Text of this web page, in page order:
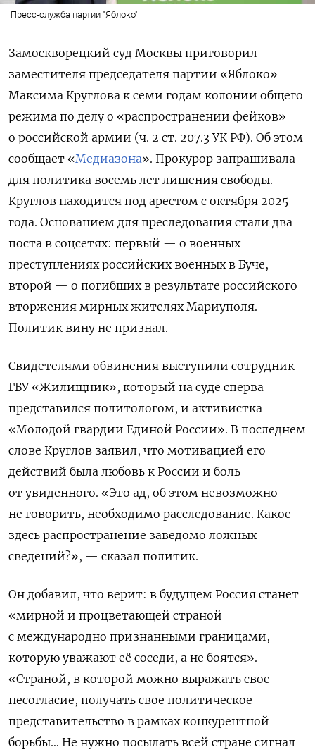
Пресс-служба партии "Яблоко"
Замоскворецкий суд Москвы приговорил
заместителя председателя партии «Яблоко»
Максима Круглова к семи годам колонии общего
режима по делу о «распространении фейков»
о российской армии (ч. 2 ст. 207.3 УК РФ). Об этом
сообщает «Медиазона». Прокурор запрашивала
для политика восемь лет лишения свободы.
Круглов находится под арестом с октября 2025
года. Основанием для преследования стали два
поста в соцсетях: первый — о военных
преступлениях российских военных в Буче,
второй — о погибших в результате российского
вторжения мирных жителях Мариуполя.
Политик вину не признал.
Свидетелями обвинения выступили сотрудник
ГБУ «Жилищник», который на суде сперва
представился политологом, и активистка
«Молодой гвардии Единой России». В последнем
слове Круглов заявил, что мотивацией его
действий была любовь к России и боль
от увиденного. «Это ад, об этом невозможно
не говорить, необходимо расследование. Какое
здесь распространение заведомо ложных
сведений?», — сказал политик.
Он добавил, что верит: в будущем Россия станет
«мирной и процветающей страной
с международно признанными границами,
которую уважают её соседи, а не боятся».
«Страной, в которой можно выражать свое
несогласие, получать свое политическое
представительство в рамках конкурентной
борьбы… Не нужно посылать всей стране сигнал